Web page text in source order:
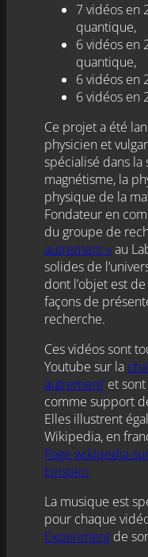
7 vidéos en
quantique,
6 vidéos en
quantique,
6 vidéos en
6 vidéos en
Ce projet a été
physicien et
spécialisé dans
magnétisme, la
physique de la
Fondateur en
du groupe de
autrement »au
solides de
dont l’objet est
façons de
recherche.
Ces vidéos sont
Youtube sur la
autrement’ et
comme support
Elles illustrent
Wikipedia, en
Page wikipedia
Einstein
La musique est
pour chaque
Experiment de